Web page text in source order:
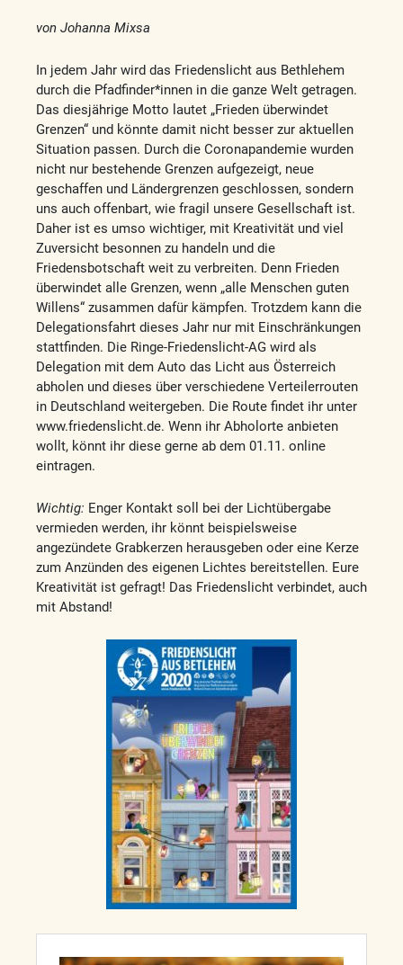
von Johanna Mixsa
In jedem Jahr wird das Friedenslicht aus Bethlehem
durch die Pfadfinder*innen in die ganze Welt getragen.
Das diesjährige Motto lautet „Frieden überwindet
Grenzen“ und könnte damit nicht besser zur aktuellen
Situation passen. Durch die Coronapandemie wurden
nicht nur bestehende Grenzen aufgezeigt, neue
geschaffen und Ländergrenzen geschlossen, sondern
uns auch offenbart, wie fragil unsere Gesellschaft ist.
Daher ist es umso wichtiger, mit Kreativität und viel
Zuversicht besonnen zu handeln und die
Friedensbotschaft weit zu verbreiten. Denn Frieden
überwindet alle Grenzen, wenn „alle Menschen guten
Willens“ zusammen dafür kämpfen. Trotzdem kann die
Delegationsfahrt dieses Jahr nur mit Einschränkungen
stattfinden. Die Ringe-­Friedenslicht-AG wird als
Delegation mit dem Auto das Licht aus Österreich
abholen und dieses über verschiedene Verteilerrouten
in Deutschland weitergeben. Die Route findet ihr unter
www.friedenslicht.de. Wenn ihr Abholorte anbieten
wollt, könnt ihr diese gerne ab dem 01.11. online
eintragen.
Wichtig: Enger Kontakt soll bei der Lichtübergabe
vermieden werden, ihr könnt beispielsweise
angezündete Grabkerzen herausgeben oder eine Kerze
zum Anzünden des eigenen Lichtes bereitstellen. Eure
Kreativität ist gefragt! Das Friedenslicht verbindet, auch
mit Abstand!